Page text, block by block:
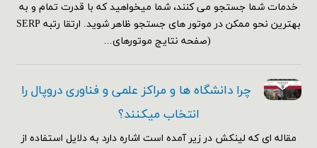
خدمات شما جستجو می کنند، شما میخواهید که با قدرت تمام و به
بهترین نحو ممکن در موتور های جستجو ظاهر شوید. ارتقا رتبه SERP
(صفحه نتایج موتورهای...
چرا دانشگاه ها و مراکز علمی و فناوری دروپال را
انتخاب میکنند؟
مقاله ای که لینکش در زیر آمده است اشاره دارد به دلایل استفاده از